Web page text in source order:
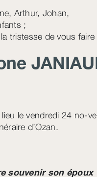
Arthur, Johan,
;
tristesse de vous
le vendredi 24 no-
d’Ozan.
souvenir son époux